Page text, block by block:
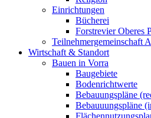
Einrichtungen
Bücherei
Forstrevier Oberes
Teilnehmergemeinschaft
Wirtschaft & Standort
Bauen in Vorra
Baugebiete
Bodenrichtwerte
Bebauungspläne
Bebauuungspläne